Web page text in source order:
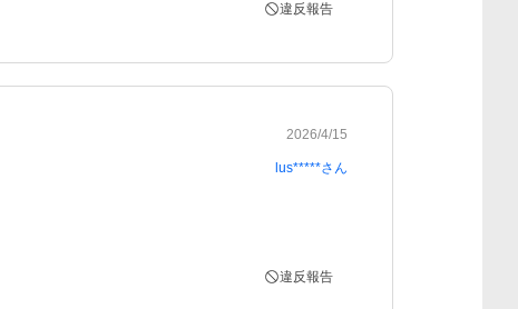
違反報告
2026/4/15
lus*****さん
違反報告